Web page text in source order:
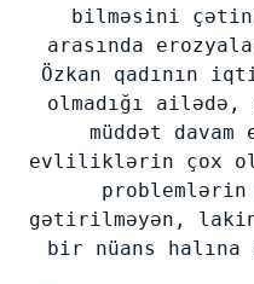
bilməsini
arasında
Özkan qadının
olmadığı ailədə,
müddət
evliliklərin çox
gətirilməyən,
bir nüans